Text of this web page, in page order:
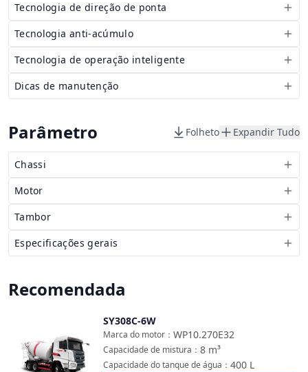
Tecnologia de direção de ponta
Tecnologia anti-acúmulo
Tecnologia de operação inteligente
Dicas de manutenção
Parâmetro Folheto Expandir Tudo
Chassi
Motor
Tambor
Especificações gerais
Recomendada
SY308C-6W
WP10.270E32
Marca do motor ：
8 m³
Capacidade de mistura ：
400 L
Capacidade do tanque de água ：